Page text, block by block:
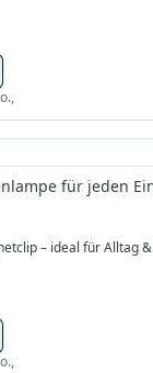
für jeden
– ideal für Alltag